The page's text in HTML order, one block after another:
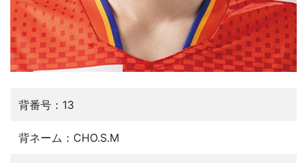
背番号：13
背ネーム：CHO.S.M